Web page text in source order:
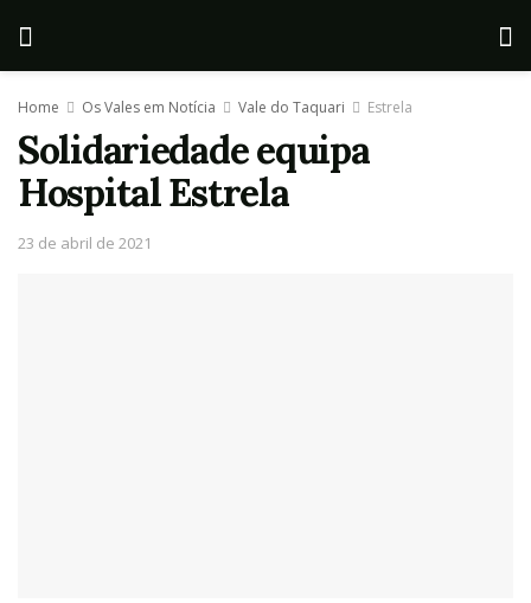
Home Os Vales em Notícia Vale do Taquari Estrela
Solidariedade equipa
Hospital Estrela
23 de abril de 2021